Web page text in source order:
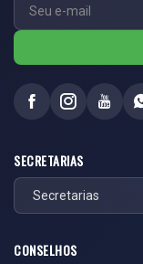
SECRETARIAS
CONSELHOS